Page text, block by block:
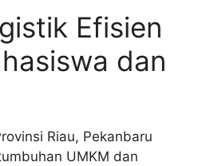
Efisien
dan
Riau, Pekanbaru
UMKM dan